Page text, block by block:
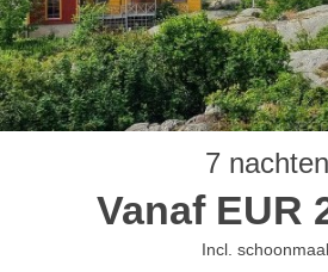
7 nachten
Vanaf EUR
Incl.